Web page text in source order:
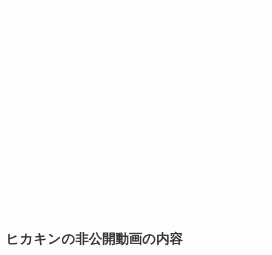
ヒカキンの非公開動画の内容